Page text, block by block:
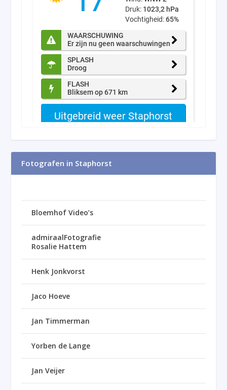
Fotografen in Staphorst
Bloemhof Video’s
admiraalFotografie
Rosalie Hattem
Henk Jonkvorst
Jaco Hoeve
Jan Timmerman
Yorben de Lange
Jan Veijer